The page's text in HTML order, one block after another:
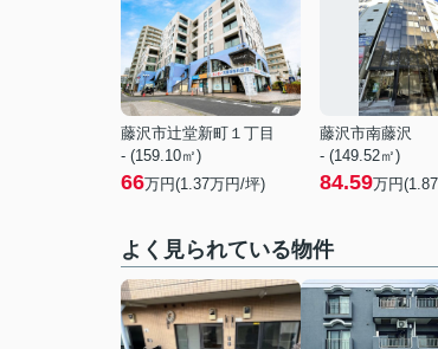
藤沢市辻堂新町１丁目
- (159.10㎡)
66万円(1.37万円/坪)
藤沢市南藤沢
- (149.52㎡)
84.59万円(1.87
よく見られている物件